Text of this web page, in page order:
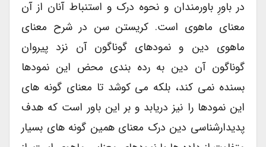
در باورِ باورمندان و نحوه درک و استنباط آنان از آن
معنای ماهوی است. کریستن سن در شرح معنای
ماهوی دین و نمودهای گوناگون آن نزد پیروان
گوناگون آن دین به رده بندی محض این نمودها
بسنده نمی کند، بلکه می کوشد تا معنای گونه های
این نمودها را نیز دریابد و بر این باور است که هدف
پدیدارشناسی دین درک معنای همین گونه های بسیار